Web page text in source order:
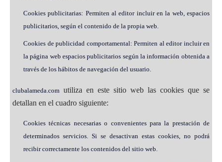
Cookies publicitarias: Permiten al editor incluir en la web, espacios
publicitarios, según el contenido de la propia web.
Cookies de publicidad comportamental: Permiten al editor incluir en
la página web espacios publicitarios según la información obtenida a
través de los hábitos de navegación del usuario.
clubalameda.com utiliza en este sitio web las cookies que se
detallan en el cuadro siguiente:
Cookies técnicas necesarias o convenientes para la prestación de
determinados servicios. Si se desactivan estas cookies, no podrá
recibir correctamente los contenidos del sitio web.